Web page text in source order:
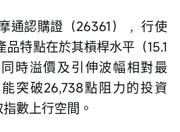
通認購證（26361） ，行使
特點在於其槓桿水平（15.1
時溢價及引伸波幅相對最
突破26,738點阻力的投資
數上行空間。